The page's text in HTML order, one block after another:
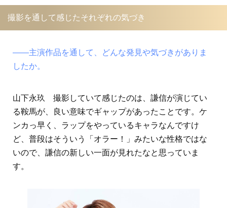
撮影を通して感じたそれぞれの気づき
――主演作品を通して、どんな発見や気づきがありま
したか。
山下永玖 撮影していて感じたのは、謙信が演じてい
る鞍馬が、良い意味でギャップがあったことです。ケ
ンカっ早く、ラップをやっているキャラなんですけ
ど、普段はそういう「オラー！」みたいな性格ではな
いので、謙信の新しい一面が見れたなと思っていま
す。